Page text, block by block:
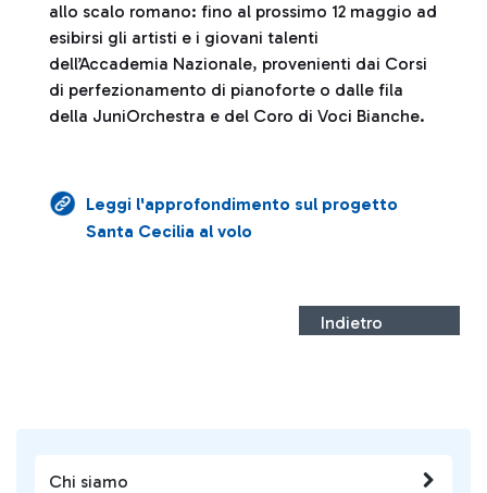
Chi siamo
allo scalo romano: fino al prossimo 12 maggio ad
esibirsi gli artisti e i giovani talenti
dell’Accademia Nazionale, provenienti dai Corsi
di perfezionamento di pianoforte o dalle fila
della JuniOrchestra e del Coro di Voci Bianche.
Leggi l'approfondimento sul progetto
Santa Cecilia al volo
Indietro